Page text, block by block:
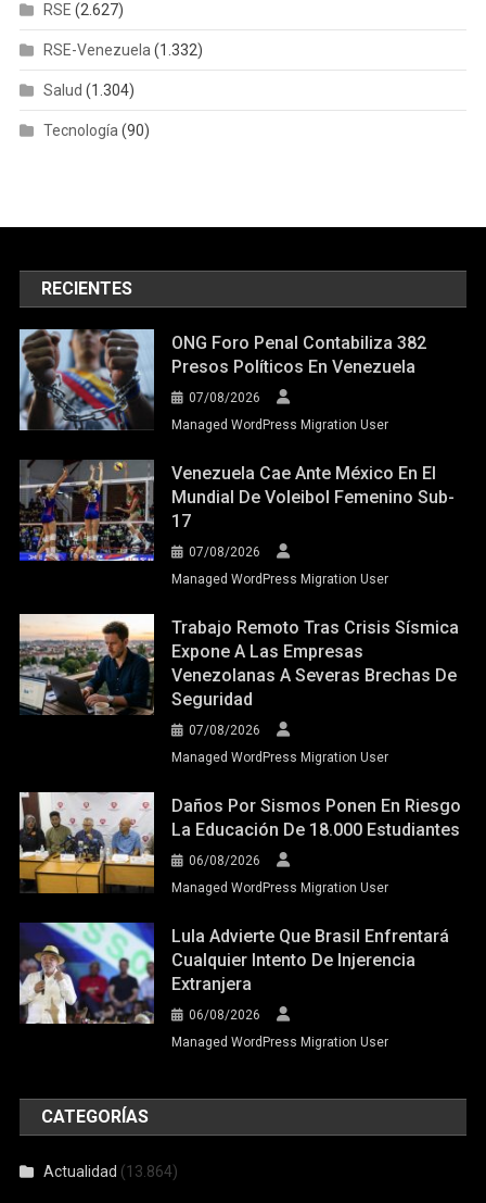
RSE (2.627)
RSE-Venezuela(1.332)
Salud (1.304)
Tecnología(90)
RECIENTES
ONG Foro Penal Contabiliza 382
Presos Políticos En Venezuela
07/08/2026
Managed WordPress Migration User
Venezuela Cae Ante México En El
Mundial De Voleibol Femenino Sub-
17
07/08/2026
Managed WordPress Migration User
Trabajo Remoto Tras Crisis Sísmica
Expone A Las Empresas
Venezolanas A Severas Brechas De
Seguridad
07/08/2026
Managed WordPress Migration User
Daños Por Sismos Ponen En Riesgo
La Educación De 18.000 Estudiantes
06/08/2026
Managed WordPress Migration User
Lula Advierte Que Brasil Enfrentará
Cualquier Intento De Injerencia
Extranjera
06/08/2026
Managed WordPress Migration User
CATEGORÍAS
Actualidad (13.864)